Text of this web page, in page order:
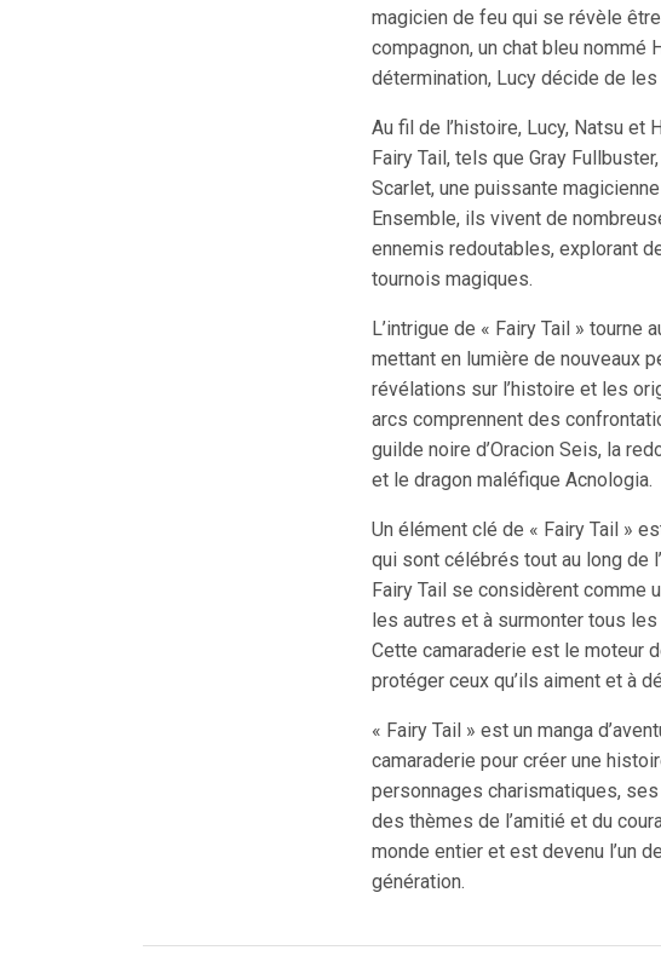
magicien de feu qui se révèle
compagnon, un chat bleu nommé
détermination, Lucy décide de
Au fil de l’histoire, Lucy, Natsu et
Fairy Tail, tels que Gray
Scarlet, une puissante
Ensemble, ils vivent de
ennemis redoutables, explorant
tournois magiques.
L’intrigue de « Fairy Tail » tourne
mettant en lumière de nouveaux
révélations sur l’histoire et les
arcs comprennent des
guilde noire d’Oracion Seis, la
et le dragon maléfique Acnologia.
Un élément clé de « Fairy Tail »
qui sont célébrés tout au long de
Fairy Tail se considèrent comme
les autres et à surmonter tous
Cette camaraderie est le moteur
protéger ceux qu’ils aiment et à
« Fairy Tail » est un manga
camaraderie pour créer une
personnages charismatiques,
des thèmes de l’amitié et du
monde entier et est devenu l’un
génération.